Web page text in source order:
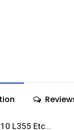
L355 Etc...